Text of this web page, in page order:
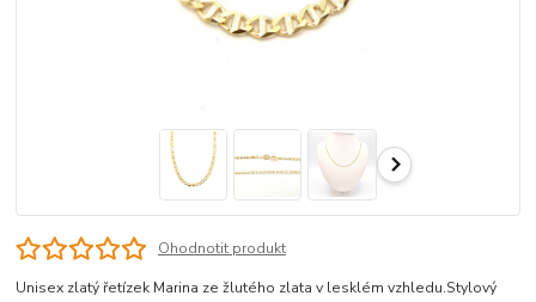
Ohodnotit produkt
Unisex zlatý řetízek Marina ze žlutého zlata v lesklém vzhledu.Stylový